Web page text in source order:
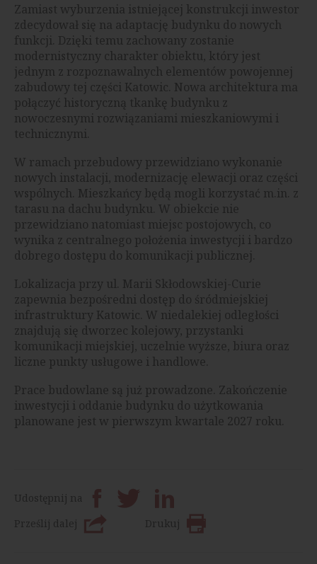
Zamiast wyburzenia istniejącej konstrukcji inwestor
zdecydował się na adaptację budynku do nowych
funkcji. Dzięki temu zachowany zostanie
modernistyczny charakter obiektu, który jest
jednym z rozpoznawalnych elementów powojennej
zabudowy tej części Katowic. Nowa architektura ma
połączyć historyczną tkankę budynku z
nowoczesnymi rozwiązaniami mieszkaniowymi i
technicznymi.
W ramach przebudowy przewidziano wykonanie
nowych instalacji, modernizację elewacji oraz części
wspólnych. Mieszkańcy będą mogli korzystać m.in. z
tarasu na dachu budynku. W obiekcie nie
przewidziano natomiast miejsc postojowych, co
wynika z centralnego położenia inwestycji i bardzo
dobrego dostępu do komunikacji publicznej.
Lokalizacja przy ul. Marii Skłodowskiej-Curie
zapewnia bezpośredni dostęp do śródmiejskiej
infrastruktury Katowic. W niedalekiej odległości
znajdują się dworzec kolejowy, przystanki
komunikacji miejskiej, uczelnie wyższe, biura oraz
liczne punkty usługowe i handlowe.
Prace budowlane są już prowadzone. Zakończenie
inwestycji i oddanie budynku do użytkowania
planowane jest w pierwszym kwartale 2027 roku.
Udostępnij na
Prześlij dalej
Drukuj